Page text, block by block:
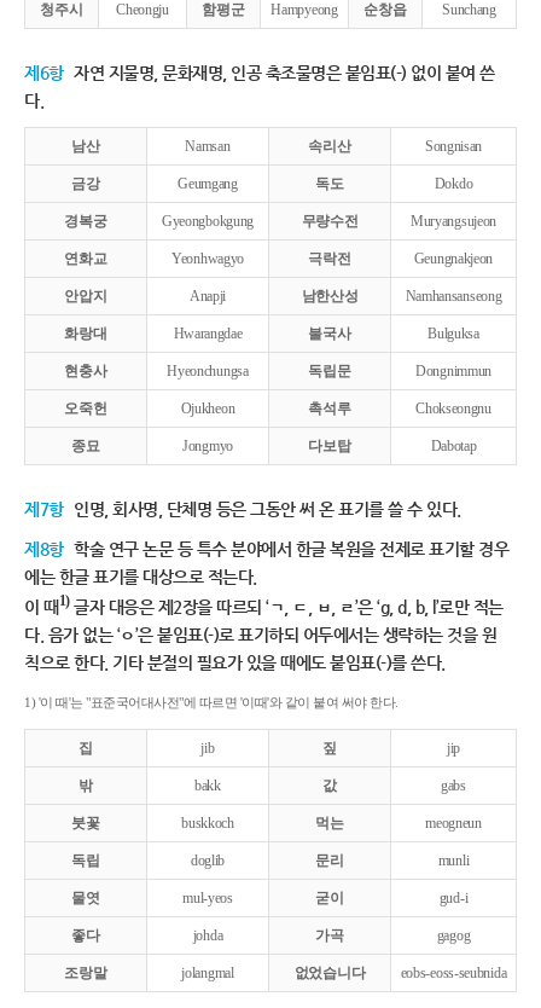
청주시 Cheongju 함평군 Hampyeong 순창읍 Sunchang
제6항 자연 지물명, 문화재명, 인공 축조물명은 붙임표(-) 없이 붙여 쓴
다.
남산 Namsan 속리산 Songnisan
금강 Geumgang 독도 Dokdo
경복궁 Gyeongbokgung 무량수전 Muryangsujeon
연화교 Yeonhwagyo 극락전 Geungnakjeon
안압지 Anapji 남한산성 Namhansanseong
화랑대 Hwarangdae 불국사 Bulguksa
현충사 Hyeonchungsa 독립문 Dongnimmun
오죽헌 Ojukheon 촉석루 Chokseongnu
종묘 Jongmyo 다보탑 Dabotap
제7항 인명, 회사명, 단체명 등은 그동안 써 온 표기를 쓸 수 있다.
제8항 학술 연구 논문 등 특수 분야에서 한글 복원을 전제로 표기할 경우
에는 한글 표기를 대상으로 적는다.
이 때1)글자 대응은 제2장을 따르되 ‘ㄱ, ㄷ, ㅂ, ㄹ’은 ‘g, d, b, l’로만 적는
다. 음가 없는 ‘ㅇ’은 붙임표(-)로 표기하되 어두에서는 생략하는 것을 원
칙으로 한다. 기타 분절의 필요가 있을 때에도 붙임표(-)를 쓴다.
1) '이 때'는 "표준국어대사전"에 따르면 '이때'와 같이 붙여 써야 한다.
집 jib 짚 jip
밖 bakk 값 gabs
붓꽃 buskkoch 먹는 meogneun
독립 doglib 문리 munli
물엿 mul-yeos 굳이 gud-i
좋다 johda 가곡 gagog
조랑말 jolangmal 없었습니다 eobs-eoss-seubnida